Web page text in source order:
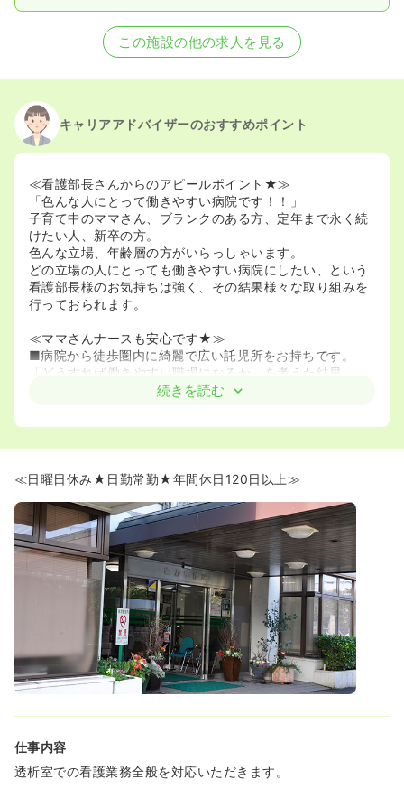
この施設の他の求人を見る
キャリアアドバイザーのおすすめポイント
≪看護部長さんからのアピールポイント★≫
「色んな人にとって働きやすい病院です！！」
子育て中のママさん、ブランクのある方、定年まで永く続
けたい人、新卒の方。
色んな立場、年齢層の方がいらっしゃいます。
どの立場の人にとっても働きやすい病院にしたい、という
看護部長様のお気持ちは強く、その結果様々な取り組みを
行っておられます。
≪ママさんナースも安心です★≫
■病院から徒歩圏内に綺麗で広い託児所をお持ちです。
「どうすれば働きやすい職場になるか」を考えた結果、
2015年4月から夜間保育もおこなうことになりました。
可能です。育児・介護休業後も復職しやすい環境となって
≪プライベートとの両立も可能です★≫
■日曜日は固定でお休みです。
■年末年始、ゴールデンウィークも休みため、ご家族とお
休みをあわせることができます。
続きを読む
≪日曜日休み★日勤常勤★年間休日120日以上≫
仕事内容
透析室での看護業務全般を対応いただきます。